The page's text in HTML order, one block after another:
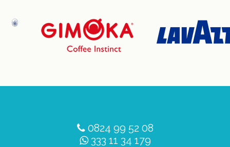
0824 99 52 08
333 11 34 179